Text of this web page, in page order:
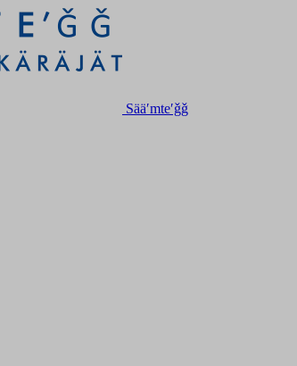
Sääʹmteʹǧǧ